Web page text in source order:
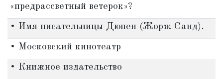
«предрассветный ветерок»?
• Имя писательницы Дюпен (Жорж Санд).
• Московский кинотеатр
• Книжное издательство